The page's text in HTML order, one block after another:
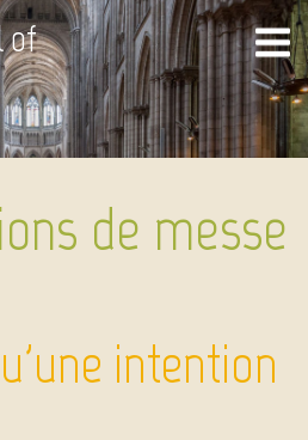
of
de messe
intention